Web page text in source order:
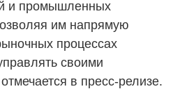
и промышленных
им напрямую
процессах
своими
в пресс-релизе.